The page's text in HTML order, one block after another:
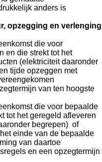
anders is
opzegging en verlenging
die voor
en die strekt tot het
(elektriciteit daaronder
tijde opzeggen met
van ten hoogste
die voor bepaalde
tot het geregeld afleveren
begrepen) of
einde van de bepaalde
van daartoe
en een opzegtermijn